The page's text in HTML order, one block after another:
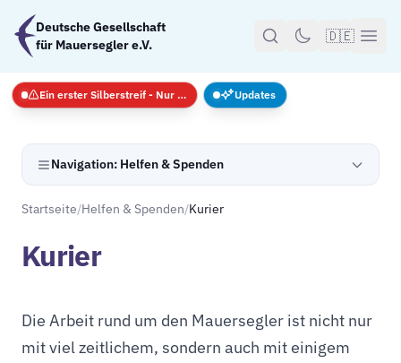
Zum Hauptinhalt springen
Deutsche Gesellschaft
für Mauersegler e.V.
🇩🇪
Navigation: Helfen & Spenden
Startseite/Helfen & Spenden/Kurier
Kurier
Die Arbeit rund um den Mauersegler ist nicht nur
mit viel zeitlichem, sondern auch mit einigem
Ein erster Silberstreif - Nur Notfälle Updates